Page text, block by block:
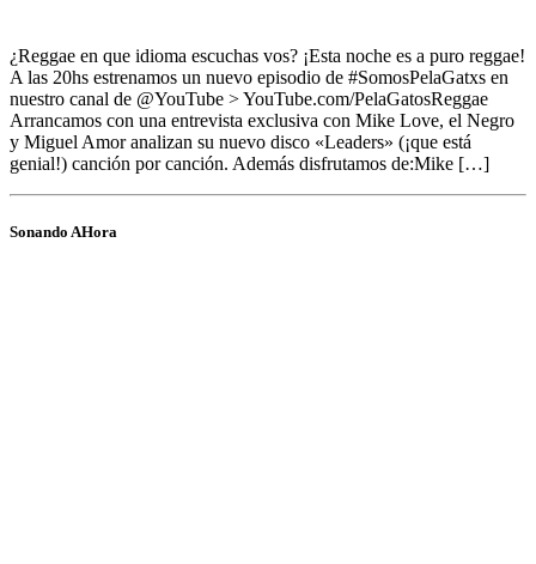
¿Reggae en que idioma escuchas vos? ¡Esta noche es a puro reggae!
A las 20hs estrenamos un nuevo episodio de #SomosPelaGatxs en
nuestro canal de @YouTube > YouTube.com/PelaGatosReggae
Arrancamos con una entrevista exclusiva con Mike Love, el Negro
y Miguel Amor analizan su nuevo disco «Leaders» (¡que está
genial!) canción por canción. Además disfrutamos de:Mike […]
Sonando AHora